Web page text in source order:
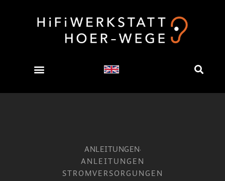
ANLEITUNGEN
ANLEITUNGEN
STROMVERSORGUNGEN